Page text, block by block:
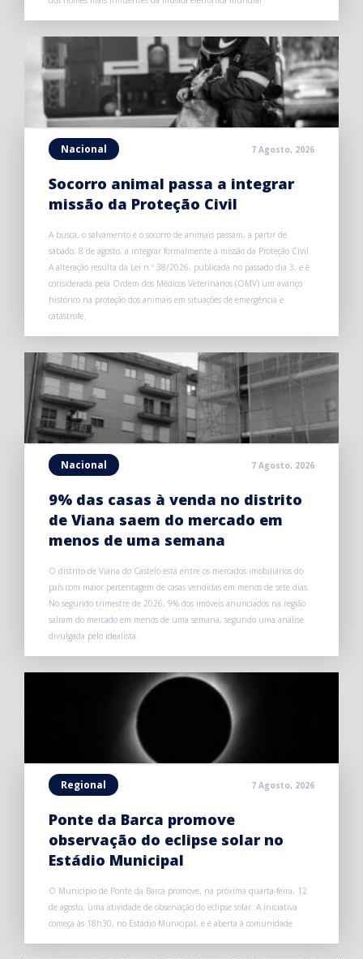
Nacional 7 Agosto, 2026
Socorro animal passa a integrar
missão da Proteção Civil
A busca, o salvamento e o socorro de animais passam, a partir de
sábado, 8 de agosto, a integrar formalmente a missão da Proteção Civil.
A alteração resulta da Lei n.º 38/2026, publicada no passado dia 3, e é
considerada pela Ordem dos Médicos Veterinários (OMV) um avanço
histórico na proteção dos animais em situações de emergência e
catástrofe.
Nacional 7 Agosto, 2026
9% das casas à venda no distrito
de Viana saem do mercado em
menos de uma semana
O distrito de Viana do Castelo está entre os mercados imobiliários do
país com maior percentagem de casas vendidas em menos de sete dias.
No segundo trimestre de 2026, 9% dos imóveis anunciados na região
saíram do mercado em menos de uma semana, segundo uma análise
divulgada pelo idealista.
Regional 7 Agosto, 2026
Ponte da Barca promove
observação do eclipse solar no
Estádio Municipal
O Município de Ponte da Barca promove, na próxima quarta-feira, 12
de agosto, uma atividade de observação do eclipse solar. A iniciativa
começa às 18h30, no Estádio Municipal, e é aberta à comunidade.